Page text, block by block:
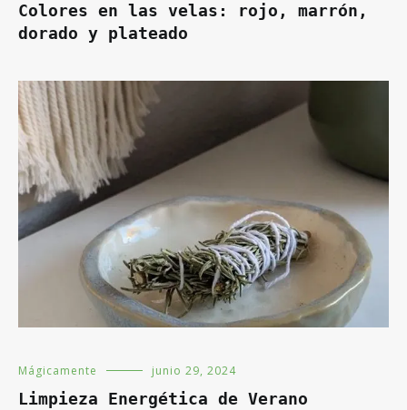
Colores en las velas: rojo, marrón,
dorado y plateado
Mágicamente junio 29, 2024
Limpieza Energética de Verano